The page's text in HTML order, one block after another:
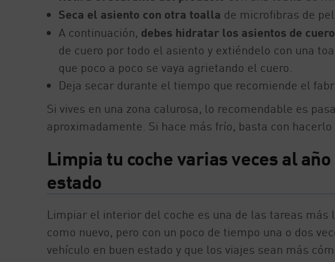
Seca el asiento con otra toalla de microfibras de
A continuación, debes hidratar los asientos de cuero
de cuero por todo el asiento y extiéndelo con una
que poco a poco se vaya agrietando el cuero.
Deja secar durante el tiempo que recomiende el
Si vives en una zona calurosa, lo recomendable es
aproximadamente. Si hace más frío, basta con hacerlo
Limpia tu coche varias veces al
estado
Limpiar el interior del coche es una de las tareas
como nuevo, pero con un poco de tiempo una o dos
vehículo en buen estado y que los viajes sean más